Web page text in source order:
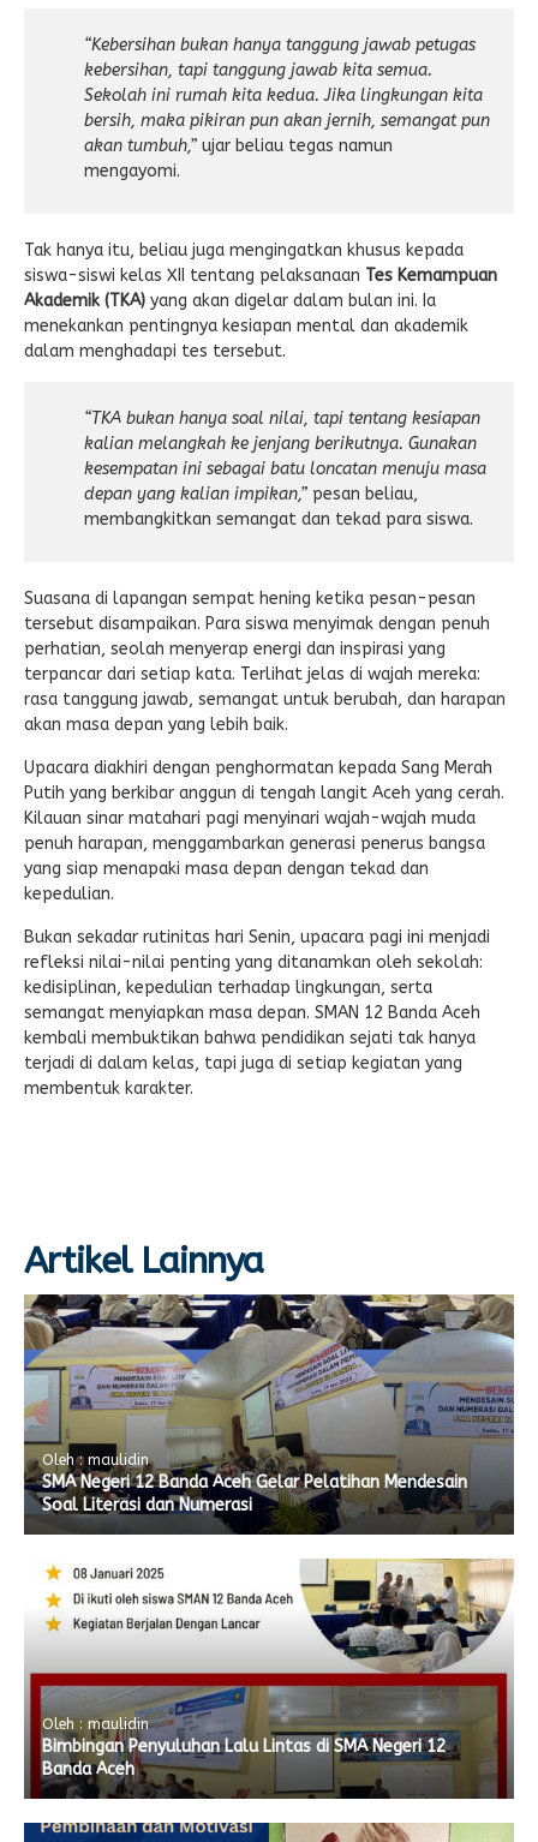
“Kebersihan bukan hanya tanggung jawab petugas
kebersihan, tapi tanggung jawab kita semua.
Sekolah ini rumah kita kedua. Jika lingkungan kita
bersih, maka pikiran pun akan jernih, semangat pun
akan tumbuh,” ujar beliau tegas namun
mengayomi.
Tak hanya itu, beliau juga mengingatkan khusus kepada
siswa-siswi kelas XII tentang pelaksanaan Tes Kemampuan
Akademik (TKA) yang akan digelar dalam bulan ini. Ia
menekankan pentingnya kesiapan mental dan akademik
dalam menghadapi tes tersebut.
“TKA bukan hanya soal nilai, tapi tentang kesiapan
kalian melangkah ke jenjang berikutnya. Gunakan
kesempatan ini sebagai batu loncatan menuju masa
depan yang kalian impikan,” pesan beliau,
membangkitkan semangat dan tekad para siswa.
Suasana di lapangan sempat hening ketika pesan-pesan
tersebut disampaikan. Para siswa menyimak dengan penuh
perhatian, seolah menyerap energi dan inspirasi yang
terpancar dari setiap kata. Terlihat jelas di wajah mereka:
rasa tanggung jawab, semangat untuk berubah, dan harapan
akan masa depan yang lebih baik.
Upacara diakhiri dengan penghormatan kepada Sang Merah
Putih yang berkibar anggun di tengah langit Aceh yang cerah.
Kilauan sinar matahari pagi menyinari wajah-wajah muda
penuh harapan, menggambarkan generasi penerus bangsa
yang siap menapaki masa depan dengan tekad dan
kepedulian.
Bukan sekadar rutinitas hari Senin, upacara pagi ini menjadi
refleksi nilai-nilai penting yang ditanamkan oleh sekolah:
kedisiplinan, kepedulian terhadap lingkungan, serta
semangat menyiapkan masa depan. SMAN 12 Banda Aceh
kembali membuktikan bahwa pendidikan sejati tak hanya
terjadi di dalam kelas, tapi juga di setiap kegiatan yang
membentuk karakter.
Artikel Lainnya
Oleh : maulidin
SMA Negeri 12 Banda Aceh Gelar Pelatihan Mendesain
Soal Literasi dan Numerasi
Oleh : maulidin
Bimbingan Penyuluhan Lalu Lintas di SMA Negeri 12
Banda Aceh